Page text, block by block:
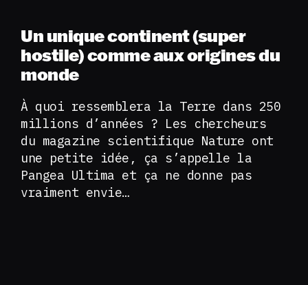
Un unique continent (super
hostile) comme aux origines du
monde
À quoi ressemblera la Terre dans 250
millions d’années ? Les chercheurs
du magazine scientifique Nature ont
une petite idée, ça s’appelle la
Pangea Ultima et ça ne donne pas
vraiment envie…